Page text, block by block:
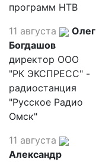
программ НТВ
11 августа
Олег
Богдашов
директор ООО
"РК ЭКСПРЕСС" -
радиостанция
"Русское Радио
Омск"
11 августа
Александр